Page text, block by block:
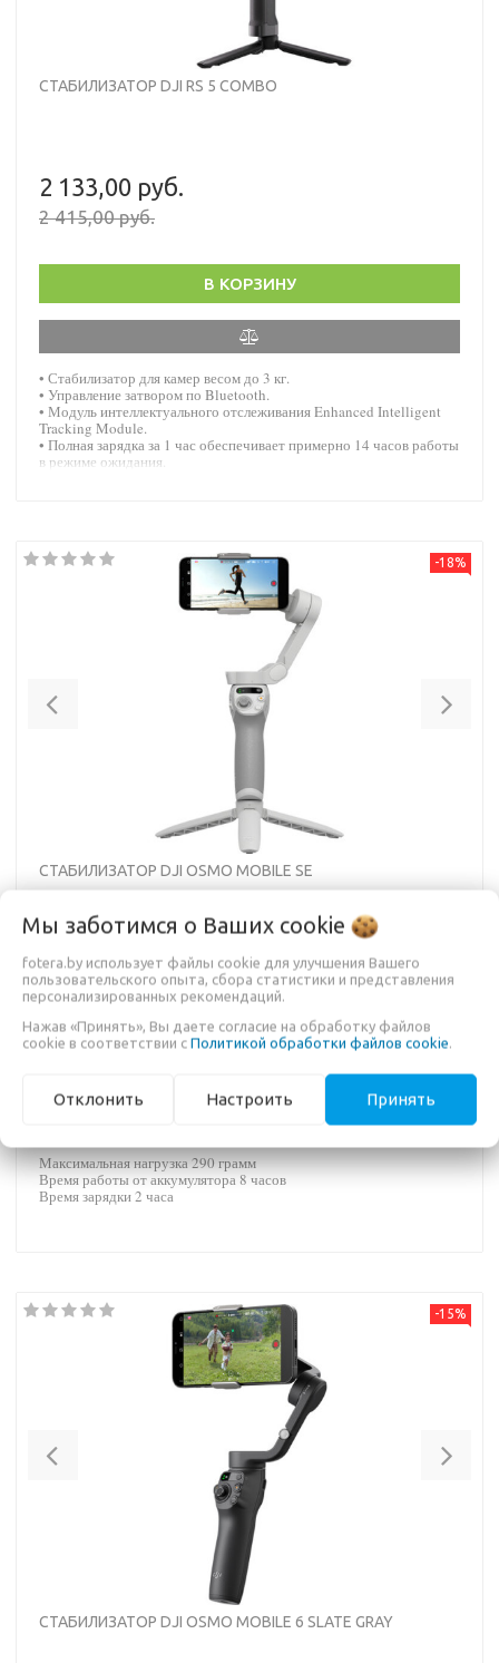
СТАБИЛИЗАТОР DJI RS 5 COMBO
2 133,00 руб.
2 415,00 руб.
В КОРЗИНУ
• Стабилизатор для камер весом до 3 кг.
• Управление затвором по Bluetooth.
• Модуль интеллектуального отслеживания Enhanced Intelligent
Tracking Module.
• Полная зарядка за 1 час обеспечивает примерно 14 часов работы
в режиме ожидания.
-18%
СТАБИЛИЗАТОР DJI OSMO MOBILE SE
289,00 руб.
349,00 руб.
Максимальная нагрузка 290 грамм
Время работы от аккумулятора 8 часов
Время зарядки 2 часа
-15%
СТАБИЛИЗАТОР DJI OSMO MOBILE 6 SLATE GRAY
Мы заботимся о Ваших cookie
fotera.by использует файлы cookie для улучшения Вашего
пользовательского опыта, сбора статистики и представления
персонализированных рекомендаций.
Нажав «Принять», Вы даете согласие на обработку файлов
cookie в соответствии с Политикой обработки файлов cookie.
Отклонить Настроить Принять